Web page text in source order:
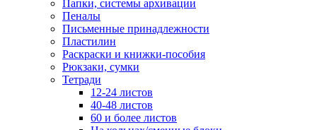
Папки, системы архивации
Пеналы
Письменные принадлежности
Пластилин
Раскраски и книжки-пособия
Рюкзаки, сумки
Тетради
12-24 листов
40-48 листов
60 и более листов